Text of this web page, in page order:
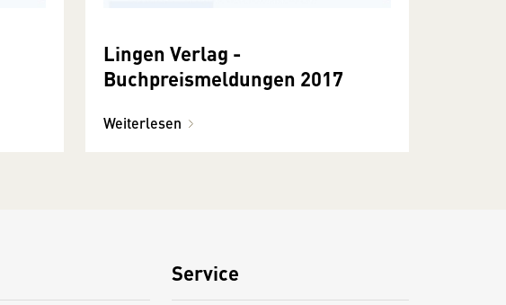
Lingen Verlag -
Buchpreismeldungen 2017
Weiterlesen
Service